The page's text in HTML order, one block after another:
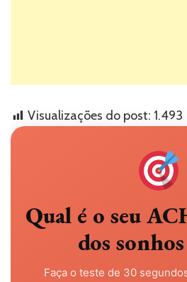
Visualizações do post: 1.493
Qual é o seu
dos
Faça o teste de 30